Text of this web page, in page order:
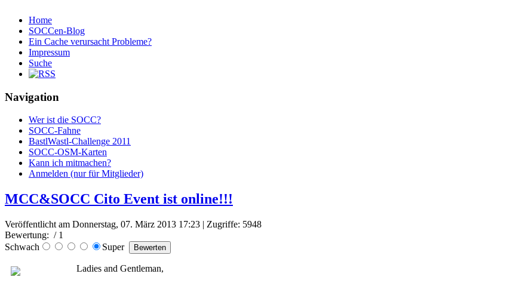
Home
SOCCen-Blog
Ein Cache verursacht Probleme?
Impressum
Suche
Navigation
Wer ist die SOCC?
SOCC-Fahne
BastlWastl-Challenge 2011
SOCC-OSM-Karten
Kann ich mitmachen?
Anmelden (nur für Mitglieder)
MCC&SOCC Cito Event ist online!!!
Veröffentlicht am Donnerstag, 07. März 2013 17:23 | Zugriffe: 5948
Bewertung: / 1
Schwach
Super
Ladies and Gentleman,